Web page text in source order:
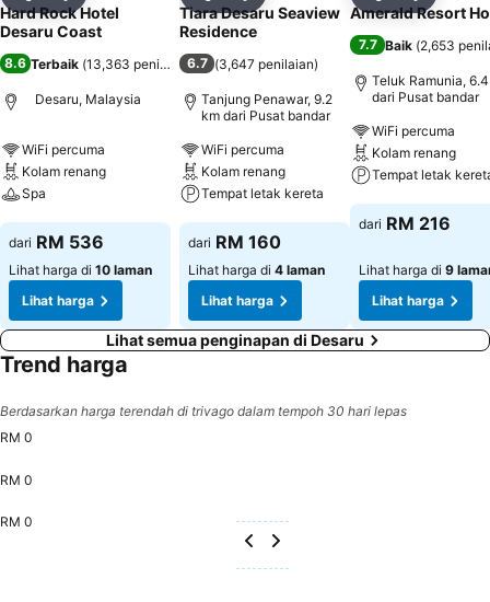
Hard Rock Hotel
Desaru Coast
8.6 Terbaik (13,363 penilaian)
Desaru, Malaysia
WiFi percuma
Kolam renang
Spa
Lihat harga
dari RM 536
Lihat harga di 10 laman
Lihat harga
Tiara Desaru Seaview
Residence
6.7 (3,647 penilaian)
Tanjung Penawar, 9.2
km dari Pusat bandar
WiFi percuma
Kolam renang
Tempat letak kereta
Lihat harga
dari RM 160
Lihat harga di 4 laman
Lihat harga
Amerald Resort
7.7 Baik (2,653
Teluk Ramunia,
dari Pusat bandar
WiFi percuma
Kolam renang
Tempat letak
Lihat harga
dari RM 216
Lihat harga di 9
Lihat harga
Lihat semua penginapan di Desaru
Trend harga
Berdasarkan harga terendah di trivago dalam tempoh 30 hari lepas
RM 0
RM 0
RM 0